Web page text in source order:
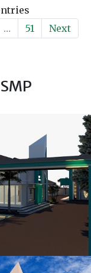
… 51 Next